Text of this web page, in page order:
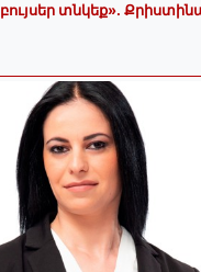
տնկեք».